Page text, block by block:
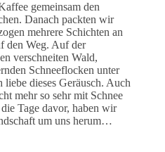
gemeinsam den
Danach packten wir
mehrere Schichten an
den Weg. Auf der
verschneiten Wald,
Schneeflocken unter
liebe dieses Geräusch. Auch
mehr so sehr mit Schnee
Tage davor, haben wir
um uns herum…